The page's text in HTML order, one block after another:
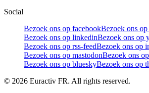
Social
Bezoek ons op facebookBezoek ons
Bezoek ons op linkedinBezoek ons op
Bezoek ons op rss-feedBezoek ons op
Bezoek ons op mastodonBezoek ons
Bezoek ons op blueskyBezoek ons op
© 2026 Euractiv FR. All rights reserved.